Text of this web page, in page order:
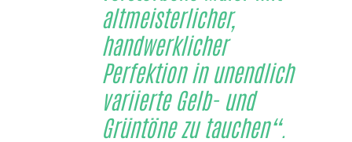
altmeisterlicher,
handwerklicher
Perfektion in unendlich
variierte Gelb- und
Grüntöne zu tauchen“.